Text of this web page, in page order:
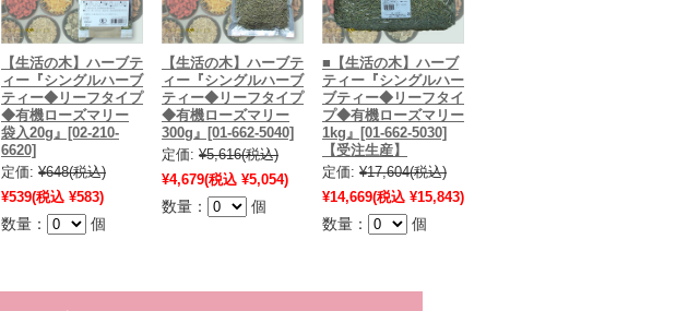
【生活の木】ハーブテ
ィー『シングルハーブ
ティー◆リーフタイプ
◆有機ローズマリー
袋入20g』[02-210-
6620]
定価: ¥648(税込)
¥539(税込 ¥583)
数量： 個
【生活の木】ハーブテ
ィー『シングルハーブ
ティー◆リーフタイプ
◆有機ローズマリー
300g』[01-662-5040]
定価: ¥5,616(税込)
¥4,679(税込 ¥5,054)
数量： 個
■【生活の木】ハーブ
ティー『シングルハー
ブティー◆リーフタイ
プ◆有機ローズマリー
1kg』[01-662-5030]
【受注生産】
定価: ¥17,604(税込)
¥14,669(税込 ¥15,843)
数量： 個